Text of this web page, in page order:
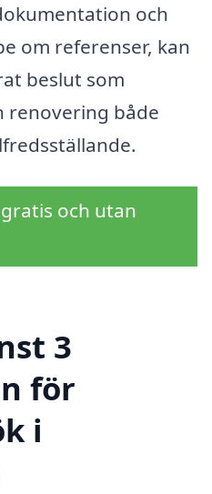
och
om referenser, kan
beslut som
renovering både
och utan
3
för
i